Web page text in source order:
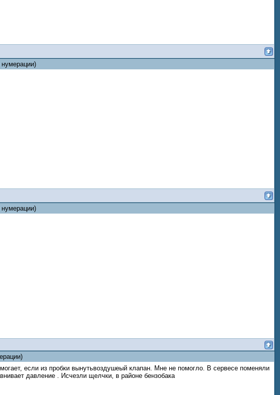
если из пробки вынутьвоздушеый клапан. Мне не помогло. В сервесе поменяли
давление . Исчезли щелчки, в районе бензобака